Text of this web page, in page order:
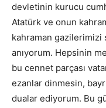
devletinin kurucu
Atatürk ve onun
kahraman gazilerimizi
anıyorum. Hepsinin
bu cennet parçası
ezanlar dinmesin,
dualar ediyorum. Bu